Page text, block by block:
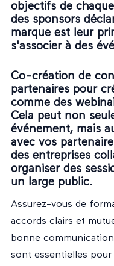
objectifs de
des sponsors
marque est leur
s'associer à des
Co-création de
partenaires pour
comme des
Cela peut non
événement, mais
avec vos
des entreprises
organiser des
un large public.
Assurez-vous de
accords clairs et
bonne
sont essentielles